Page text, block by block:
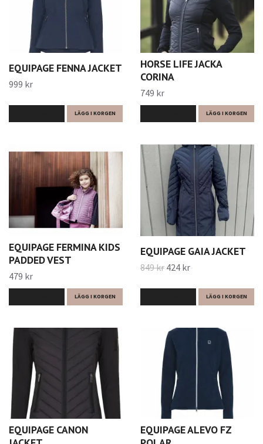
EQUIPAGE FENNA JACKET
999 kr
LÄGG I KORGEN
HORSE LIFE JACKA
CORINA
749 kr
LÄGG I KORGEN
EQUIPAGE FERMINA KIDS
PADDED VEST
479 kr
LÄGG I KORGEN
EQUIPAGE GAIA JACKET
849 kr 424 kr
LÄGG I KORGEN
EQUIPAGE CANON
EQUIPAGE ALEVO FZ